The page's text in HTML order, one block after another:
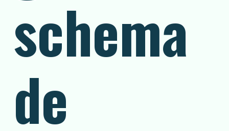
schema
de